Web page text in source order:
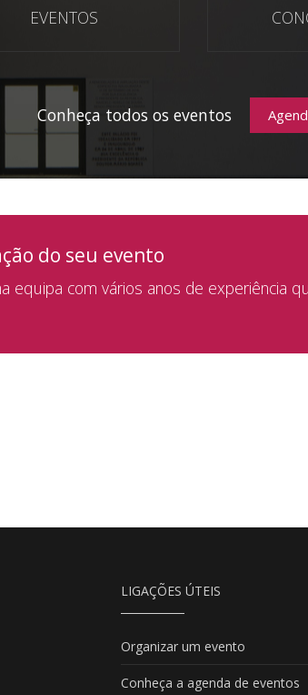
EVENTOS
Conheça todos os eventos
do seu evento
equipa com vários anos de experiência
LIGAÇÕES ÚTEIS
Organizar um evento
Conheça a agenda de eventos